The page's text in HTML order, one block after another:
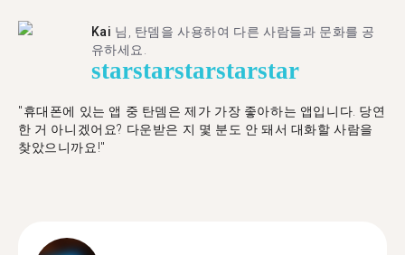
Kai 님, 탄뎀을 사용하여 다른 사람들과 문화를 공
유하세요.
starstarstarstarstar
"휴대폰에 있는 앱 중 탄뎀은 제가 가장 좋아하는 앱입니다. 당연
한 거 아니겠어요? 다운받은 지 몇 분도 안 돼서 대화할 사람을
찾았으니까요!"